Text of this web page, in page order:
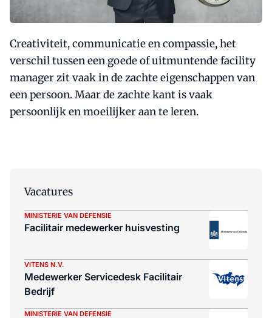
Creativiteit, communicatie en compassie, het
verschil tussen een goede of uitmuntende facility
manager zit vaak in de zachte eigenschappen van
een persoon. Maar de zachte kant is vaak
persoonlijk en moeilijker aan te leren.
Vacatures
MINISTERIE VAN DEFENSIE
Facilitair medewerker huisvesting
VITENS N.V.
Medewerker Servicedesk Facilitair
Bedrijf
MINISTERIE VAN DEFENSIE